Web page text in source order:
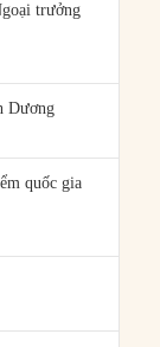
trưởng
Dương
quốc gia